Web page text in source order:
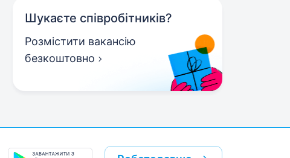
Шукаєте співробітників?
Розмістити вакансію
безкоштовно